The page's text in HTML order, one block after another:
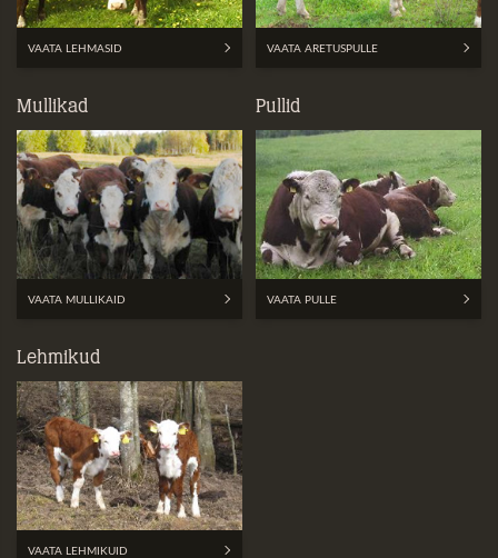
VAATA LEHMASID VAATA ARETUSPULLE
Mullikad
VAATA MULLIKAID
Pullid
VAATA PULLE
Lehmikud
VAATA LEHMIKUID